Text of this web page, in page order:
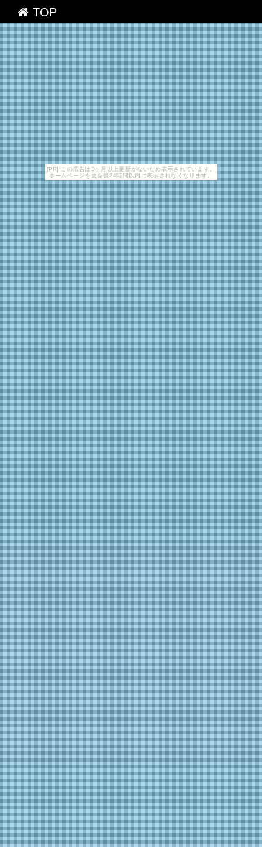
[PR] この広告は3ヶ月以上更新がないため表示されています。
ホームページを更新後24時間以内に表示されなくなります。
TOP